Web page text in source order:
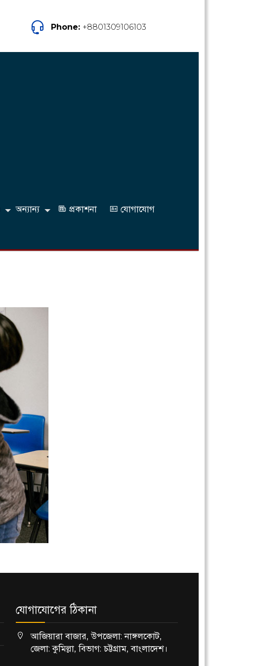
Phone: +8801309106103
অন্যান্য প্রকাশনা যোগাযোগ
যোগাযোগের ঠিকানা
আজিয়ারা বাজার, উপজেলা: নাঙ্গলকোট,
জেলা: কুমিল্লা, বিভাগ: চট্টগ্রাম, বাংলাদেশ।